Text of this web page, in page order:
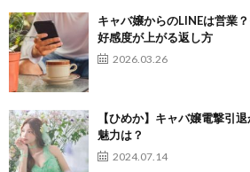
キャバ嬢からのLINEは営業
好感度が上がる返し方
2026.03.26
【ひめか】キャバ嬢電撃引
魅力は？
2024.07.14